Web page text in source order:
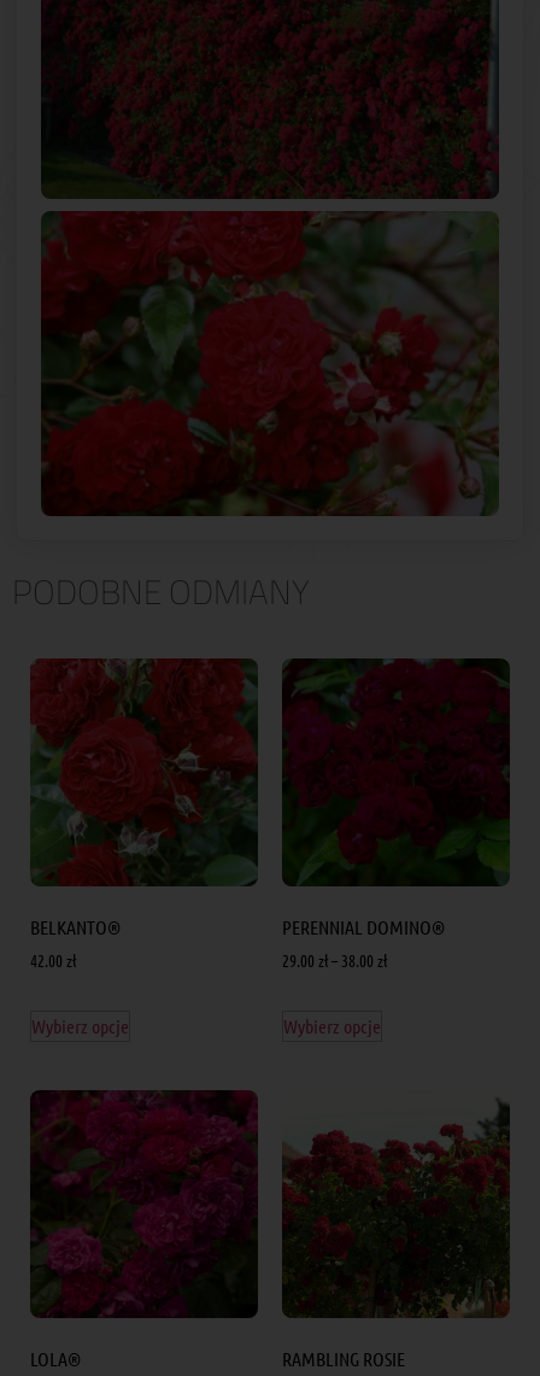
PODOBNE ODMIANY
BELKANTO®
42.00 zł
Wybierz opcje
PERENNIAL DOMINO®
29.00 zł– 38.00 zł
Wybierz opcje
LOLA® RAMBLING ROSIE